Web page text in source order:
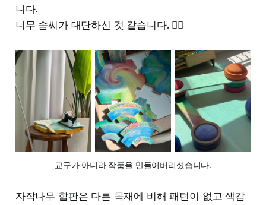
니다.
너무 솜씨가 대단하신 것 같습니다. 👍🏻
교구가 아니라 작품을 만들어버리셨습니다.
자작나무 합판은 다른 목재에 비해 패턴이 없고 색감